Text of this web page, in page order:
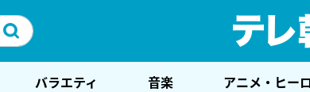
バラエティ 音楽 アニメ・ヒー